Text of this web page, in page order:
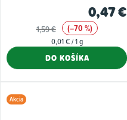
0,47 €
1,59 € (–70 %)
Jednotková
0,01 € / 1 g
DO KOŠÍKA
Akcia